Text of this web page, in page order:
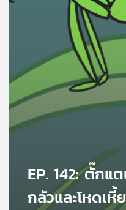
ข่าว
กิจกรรม
EP. 142: ตั๊กแ
กลัวและโหดเหี้